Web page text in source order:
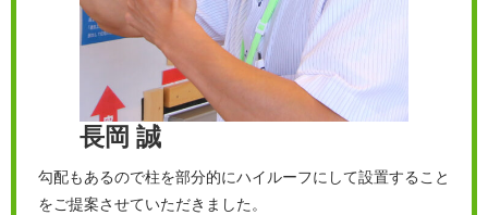
長岡 誠
勾配もあるので柱を部分的にハイルーフにして設置すること
をご提案させていただきました。